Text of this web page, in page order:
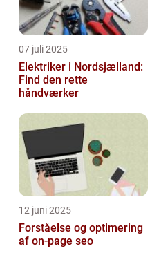
07 juli 2025
Elektriker i Nordsjælland:
Find den rette
håndværker
12 juni 2025
Forståelse og optimering
af on-page seo